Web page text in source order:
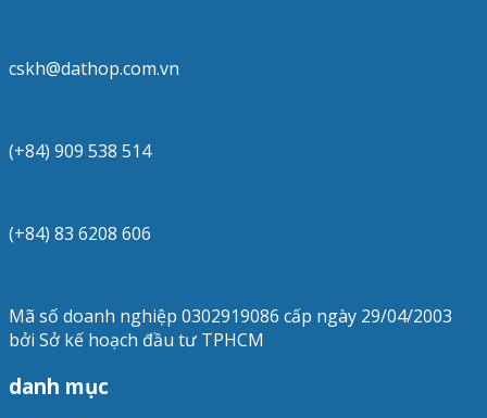
cskh@dathop.com.vn
(+84) 909 538 514
(+84) 83 6208 606
Mã số doanh nghiệp 0302919086 cấp ngày 29/04/2003
bởi Sở kế hoạch đầu tư TPHCM
danh mục